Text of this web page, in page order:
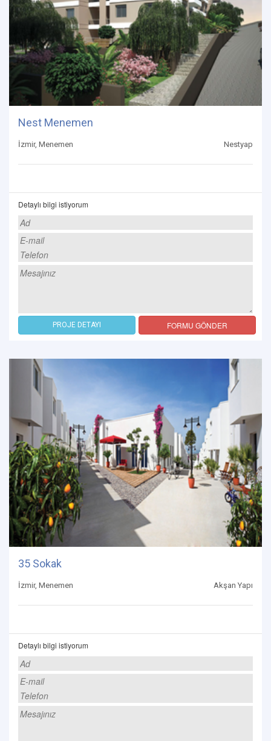
Nest Menemen
İzmir, Menemen Nestyap
Detaylı bilgi istiyorum
PROJE DETAYI FORMU GÖNDER
35 Sokak
İzmir, Menemen Akşan Yapı
Detaylı bilgi istiyorum